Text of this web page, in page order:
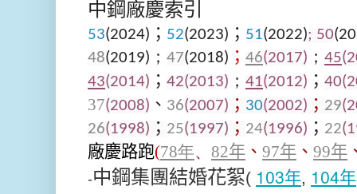
中鋼廠慶索引
53(2024)； 52(2023) ； 51(2022); 50
48(2019) ； 47(2018) ； 46(2017) ； 45
43(2014) ； 42(2013) ； 41(2012) ； 40
37(2008) 、 36(2007) ； 30(2002) ； 29
26(1998) ； 25(1997) ； 24(1996) ； 22
廠慶路跑(78年、 82年 、 97年 、 99年
-中鋼集團結婚花絮( 103年, 104年